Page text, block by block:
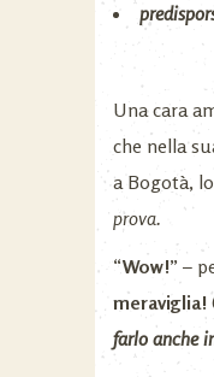
Una cara
che nella
a Bogotà,
prova.
“Wow!” –
meraviglia!
farlo anche